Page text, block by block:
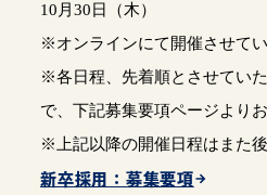
10月30日（木）
※オンラインにて開催させてい
※各日程、先着順とさせてい
で、下記募集要項ページより
※上記以降の開催日程はまた
新卒採用：募集要項